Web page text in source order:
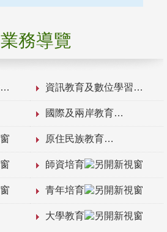
業務導覽
資訊教育及數位學習
國際及兩岸教育
原住民族教育
師資培育
青年培育
大學教育